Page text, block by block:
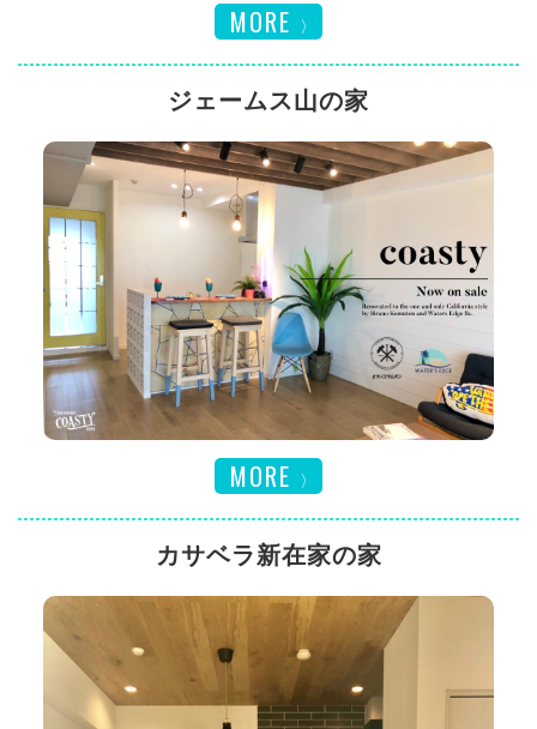
MORE
ジェームス山の家
MORE
カサベラ新在家の家